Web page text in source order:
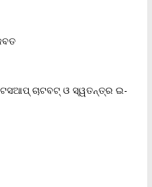
ଚାଟବଟ୍ ଓ ସ୍ୱତନ୍ତ୍ର ଇ-